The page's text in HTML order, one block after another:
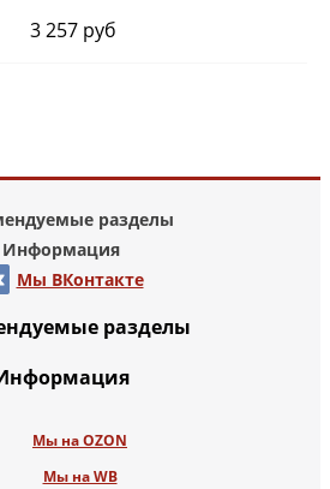
3 257 руб
разделы
Информация
Мы ВКонтакте
разделы
Мы на OZON
Мы на WB